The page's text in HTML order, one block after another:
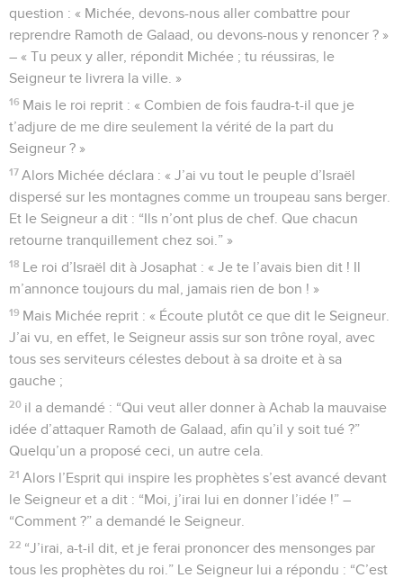
question : « Michée, devons-nous aller combattre pour
reprendre Ramoth de Galaad, ou devons-nous y renoncer ? »
– « Tu peux y aller, répondit Michée ; tu réussiras, le
Seigneur te livrera la ville. »
16 Mais le roi reprit : « Combien de fois faudra-t-il que je
t’adjure de me dire seulement la vérité de la part du
Seigneur ? »
17 Alors Michée déclara : « J’ai vu tout le peuple d’Israël
dispersé sur les montagnes comme un troupeau sans berger.
Et le Seigneur a dit : “Ils n’ont plus de chef. Que chacun
retourne tranquillement chez soi.” »
18 Le roi d’Israël dit à Josaphat : « Je te l’avais bien dit ! Il
m’annonce toujours du mal, jamais rien de bon ! »
19 Mais Michée reprit : « Écoute plutôt ce que dit le Seigneur.
J’ai vu, en effet, le Seigneur assis sur son trône royal, avec
tous ses serviteurs célestes debout à sa droite et à sa
gauche ;
20 il a demandé : “Qui veut aller donner à Achab la mauvaise
idée d’attaquer Ramoth de Galaad, afin qu’il y soit tué ?”
Quelqu’un a proposé ceci, un autre cela.
21 Alors l’Esprit qui inspire les prophètes s’est avancé devant
le Seigneur et a dit : “Moi, j’irai lui en donner l’idée !” –
“Comment ?” a demandé le Seigneur.
22 “J’irai, a-t-il dit, et je ferai prononcer des mensonges par
tous les prophètes du roi.” Le Seigneur lui a répondu : “C’est